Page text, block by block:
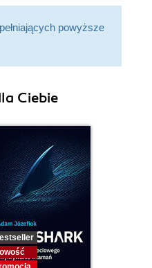
powyższe
Ciebie